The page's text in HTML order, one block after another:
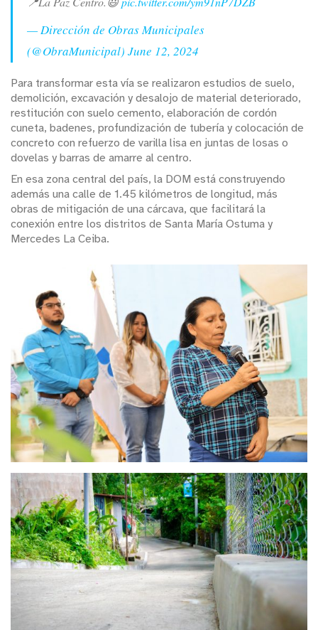
— Dirección de Obras Municipales
(@ObraMunicipal) June 12, 2024
Para transformar esta vía se realizaron estudios de suelo,
demolición, excavación y desalojo de material deteriorado,
restitución con suelo cemento, elaboración de cordón
cuneta, badenes, profundización de tubería y colocación de
concreto con refuerzo de varilla lisa en juntas de losas o
dovelas y barras de amarre al centro.
En esa zona central del país, la DOM está construyendo
además una calle de 1.45 kilómetros de longitud, más
obras de mitigación de una cárcava, que facilitará la
conexión entre los distritos de Santa María Ostuma y
Mercedes La Ceiba.